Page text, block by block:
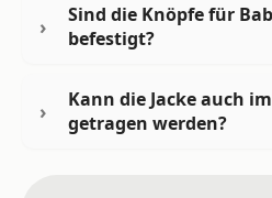
Sind die Knöpfe für
befestigt?
Kann die Jacke auch
getragen werden?